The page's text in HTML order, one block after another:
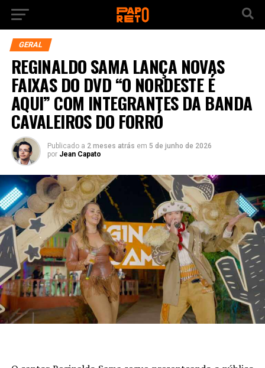
GERAL
REGINALDO SAMA LANÇA NOVAS
FAIXAS DO DVD “O NORDESTE É
AQUI” COM INTEGRANTES DA BANDA
CAVALEIROS DO FORRÓ
Publicado a 2 meses atrás em 5 de junho de 2026
por Jean Capato